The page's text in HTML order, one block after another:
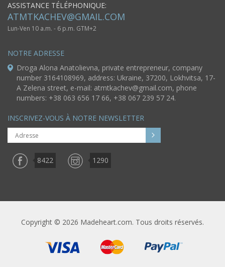
ASSISTANCE TÉLÉPHONIQUE:
ATMTKACHEV@GMAIL.COM
Lun-Ven 10 a.m. - 6 p.m. GTM+2
NOTRE ADRESSE
Droga Alona Anatolievna, private entrepreneur, company
number 3164108969, address: Ukraine, 37200, Lokhvitsa, 17-
A Zelena street, e-mail: atmtkachev@gmail.com, phone
numbers: +38 063 656 17 66, +38 067 239 57 24.
INSCRIVEZ-VOUS À NOTRE NEWSLETTER
8422 1290
Copyright © 2026 Madeheart.com. Tous droits réservés.